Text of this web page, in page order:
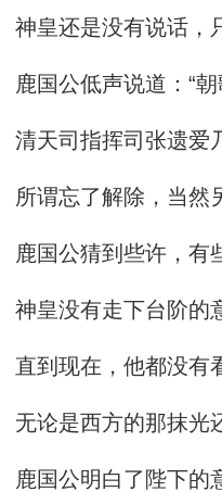
神皇还是没有说话，
鹿国公低声说道：“
清天司指挥司张遗爱
所谓忘了解除，当然
鹿国公猜到些许，有
神皇没有走下台阶的
直到现在，他都没有
无论是西方的那抹光
鹿国公明白了陛下的